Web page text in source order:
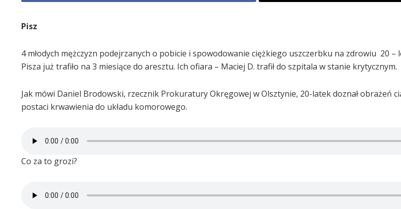
Pisz
4 młodych mężczyzn podejrzanych o pobicie i spowodowanie ciężkiego uszczerbku na zdrowiu 20 –
Pisza już trafiło na 3 miesiące do aresztu. Ich ofiara – Maciej D. trafił do szpitala w stanie krytycznym.
Jak mówi Daniel Brodowski, rzecznik Prokuratury Okręgowej w Olsztynie, 20-latek doznał obrażeń
postaci krwawienia do układu komorowego.
Co za to grozi?